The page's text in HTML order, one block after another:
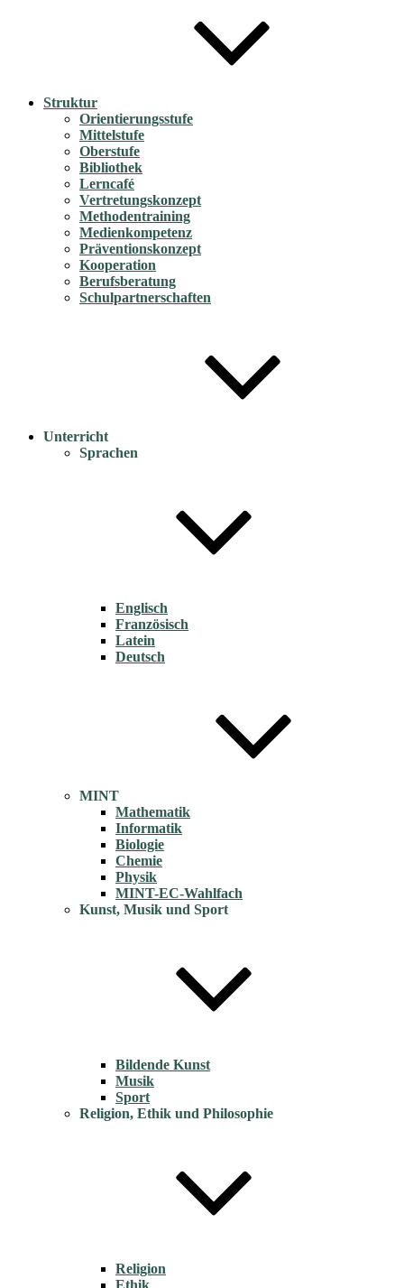
Struktur
Orientierungsstufe
Mittelstufe
Oberstufe
Bibliothek
Lerncafé
Vertretungskonzept
Methodentraining
Medienkompetenz
Präventionskonzept
Kooperation
Berufsberatung
Schulpartnerschaften
Unterricht
Sprachen
Englisch
Französisch
Latein
Deutsch
MINT
Mathematik
Informatik
Biologie
Chemie
Physik
MINT-EC-Wahlfach
Kunst, Musik und Sport
Bildende Kunst
Musik
Sport
Religion, Ethik und Philosophie
Religion
Ethik